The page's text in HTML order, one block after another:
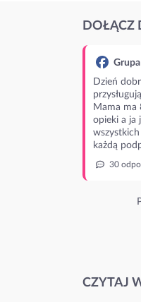
DOŁĄCZ
Dzień
Mama ma
opieki a ja
każdą
30
CZYTAJ